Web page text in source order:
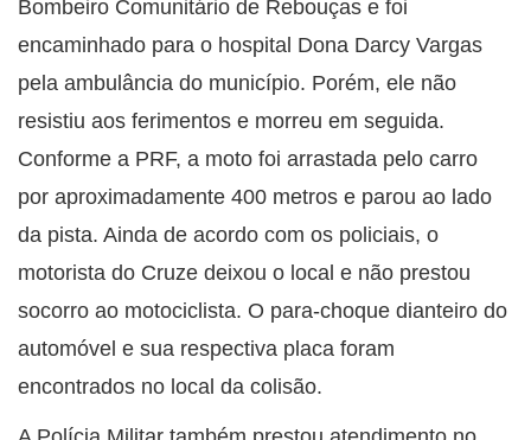
Bombeiro Comunitário de Rebouças e foi
encaminhado para o hospital Dona Darcy Vargas
pela ambulância do município. Porém, ele não
resistiu aos ferimentos e morreu em seguida.
Conforme a PRF, a moto foi arrastada pelo carro
por aproximadamente 400 metros e parou ao lado
da pista. Ainda de acordo com os policiais, o
motorista do Cruze deixou o local e não prestou
socorro ao motociclista. O para-choque dianteiro do
automóvel e sua respectiva placa foram
encontrados no local da colisão.